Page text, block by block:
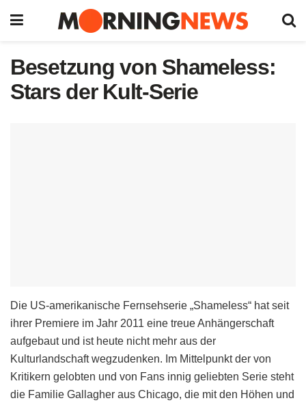
Besetzung von Shameless:
Stars der Kult-Serie
Die US-amerikanische Fernsehserie „Shameless“ hat seit
ihrer Premiere im Jahr 2011 eine treue Anhängerschaft
aufgebaut und ist heute nicht mehr aus der
Kulturlandschaft wegzudenken. Im Mittelpunkt der von
Kritikern gelobten und von Fans innig geliebten Serie steht
die Familie Gallagher aus Chicago, die mit den Höhen und